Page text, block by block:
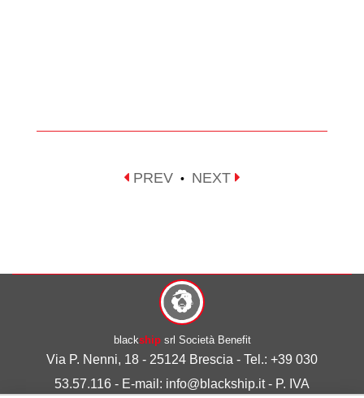
PREV • NEXT
blackshipsrl Società Benefit
Via P. Nenni, 18 - 25124 Brescia - Tel.: +39 030
53.57.116 - E-mail: info@blackship.it - P. IVA